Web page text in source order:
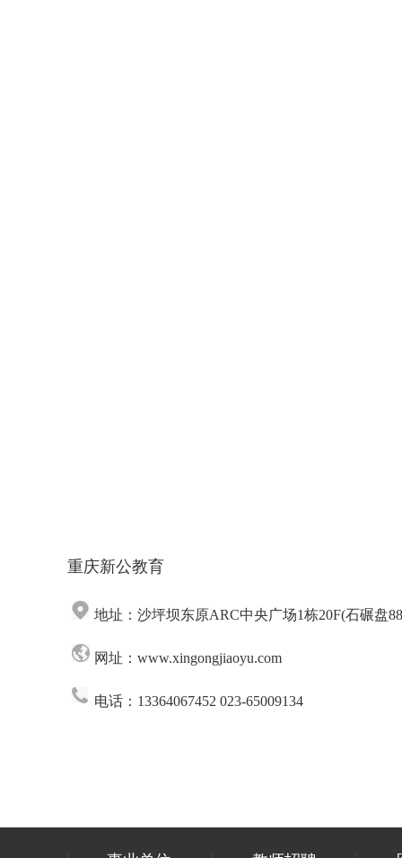
重庆新公教育
地址：沙坪坝东原ARC中央广场1栋20F(石碾盘
网址：www.xingongjiaoyu.com
电话：13364067452 023-65009134